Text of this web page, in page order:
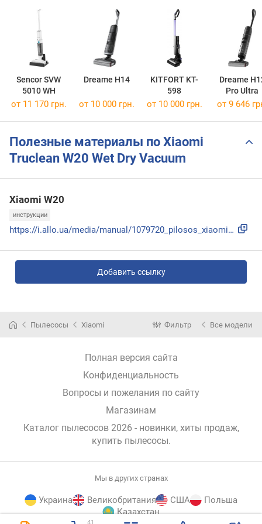
Sencor SVW
5010 WH
Dreame H14
KITFORT KT-
598
Dreame
Pro Ultra
от 11 170 грн. от 10 000 грн. от 10 000 грн. от 9 646
Полезные материалы по Xiaomi
Truclean W20 Wet Dry Vacuum
Xiaomi W20
инструкции
https://i.allo.ua/media/manual/1079720_pilosos_xiaomi_trucl...
Добавить ссылку
Пылесосы Xiaomi Фильтр Все модели
Полная версия сайта
Конфиденциальность
Вопросы и пожелания по сайту
Магазинам
Каталог пылесосов 2026 - новинки, хиты продаж,
купить пылесосы.
Мы в других странах
Украина Великобритания США
Польша
Казахстан